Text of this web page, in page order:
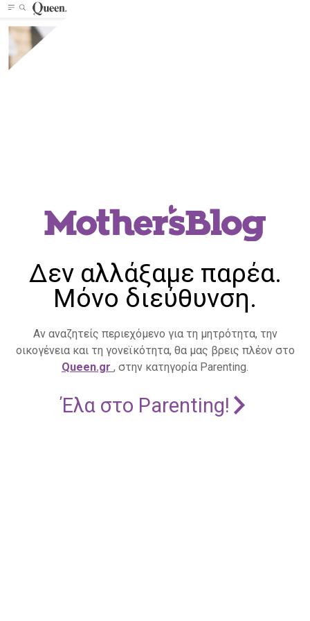
Δεν αλλάξαμε παρέα.
Μόνο διεύθυνση.
Αν αναζητείς περιεχόμενο για τη μητρότητα, την
οικογένεια και τη γονεϊκότητα, θα μας βρεις πλέον στο
Queen.gr , στην κατηγορία Parenting.
Έλα στο Parenting!